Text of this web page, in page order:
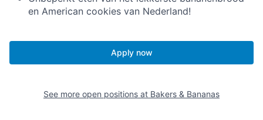
en American cookies van Nederland!
Apply now
See more open positions at Bakers & Bananas